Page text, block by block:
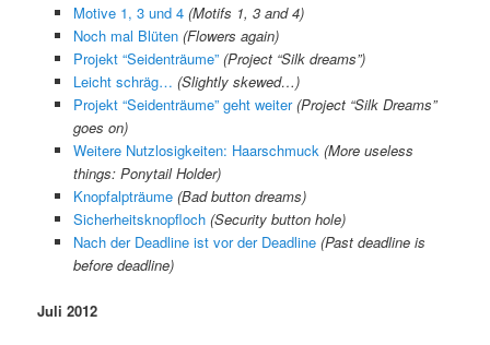
Motive 1, 3 und 4 (Motifs 1, 3 and 4)
Noch mal Blüten (Flowers again)
Projekt “Seidenträume” (Project “Silk dreams”)
Leicht schräg… (Slightly skewed…)
Projekt “Seidenträume” geht weiter (Project “Silk Dreams”
goes on)
Weitere Nutzlosigkeiten: Haarschmuck (More useless
things: Ponytail Holder)
Knopfalpträume (Bad button dreams)
Sicherheitsknopfloch (Security button hole)
Nach der Deadline ist vor der Deadline (Past deadline is
before deadline)
Juli 2012